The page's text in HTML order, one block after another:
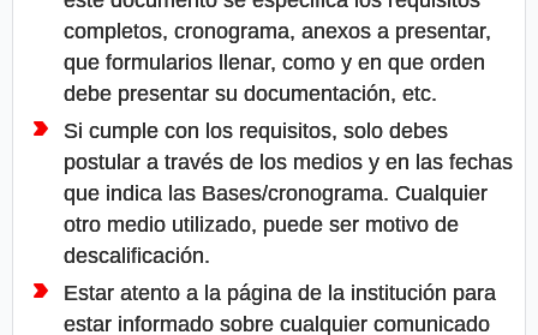
completos, cronograma, anexos a presentar,
que formularios llenar, como y en que orden
debe presentar su documentación, etc.
Si cumple con los requisitos, solo debes
postular a través de los medios y en las fechas
que indica las Bases/cronograma. Cualquier
otro medio utilizado, puede ser motivo de
descalificación.
Estar atento a la página de la institución para
estar informado sobre cualquier comunicado